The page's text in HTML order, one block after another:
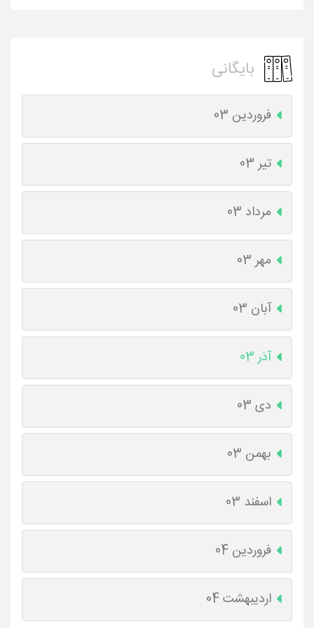
بایگانی
فروردین 03
تیر 03
مرداد 03
مهر 03
آبان 03
آذر 03
دی 03
بهمن 03
اسفند 03
فروردین 04
اردیبهشت 04